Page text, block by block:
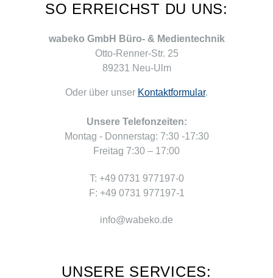
SO ERREICHST DU UNS:
wabeko GmbH Büro- & Medientechnik
Otto-Renner-Str. 25
89231 Neu-Ulm
Oder über unser Kontaktformular.
Unsere Telefonzeiten:
Montag - Donnerstag: 7:30 -17:30
Freitag 7:30 – 17:00
T: +49 0731 977197-0
F: +49 0731 977197-1
info@wabeko.de
UNSERE SERVICES: